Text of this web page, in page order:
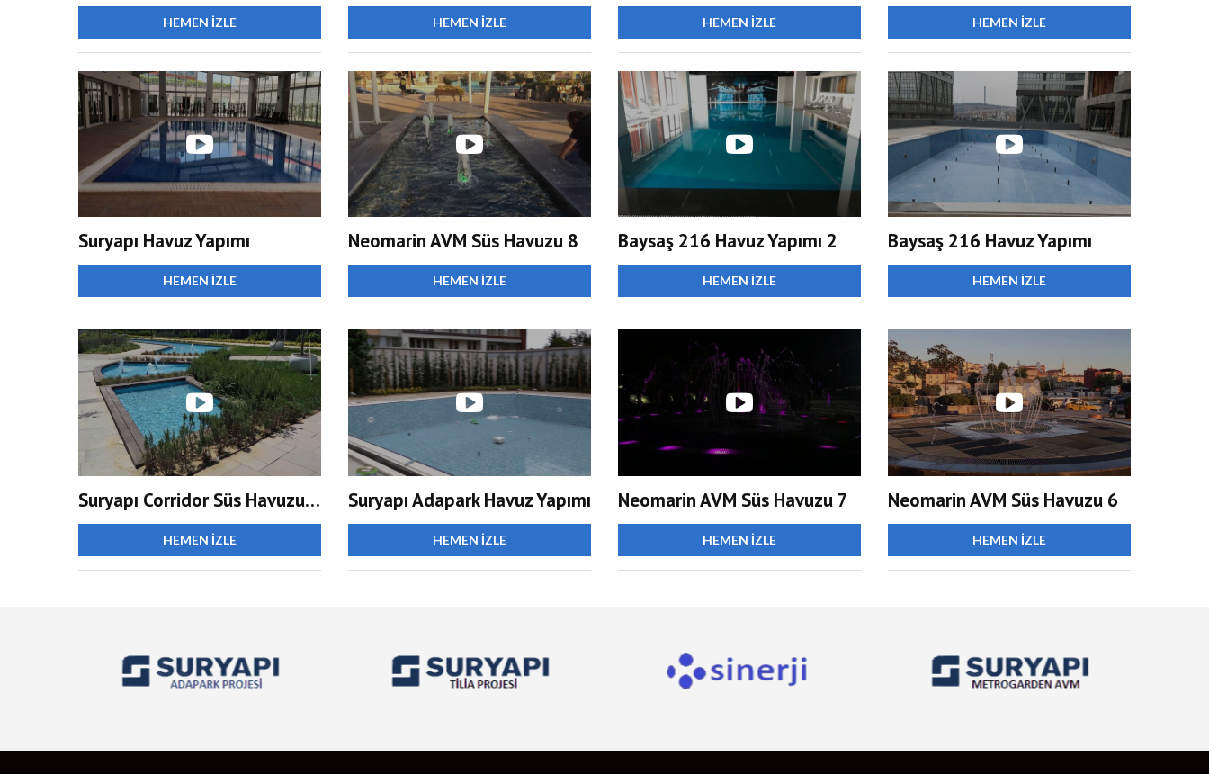
HEMEN İZLE HEMEN İZLE HEMEN İZLE HEMEN İZLE
Suryapı Havuz Yapımı
HEMEN İZLE
Neomarin AVM Süs Havuzu 8
HEMEN İZLE
Baysaş 216 Havuz Yapımı 2
HEMEN İZLE
Baysaş 216 Havuz Yapımı
HEMEN İZLE
Suryapı Corridor Süs Havuzu yapımı
HEMEN İZLE
Suryapı Adapark Havuz Yapımı
HEMEN İZLE
Neomarin AVM Süs Havuzu 7
HEMEN İZLE
Neomarin AVM Süs Havuzu 6
HEMEN İZLE